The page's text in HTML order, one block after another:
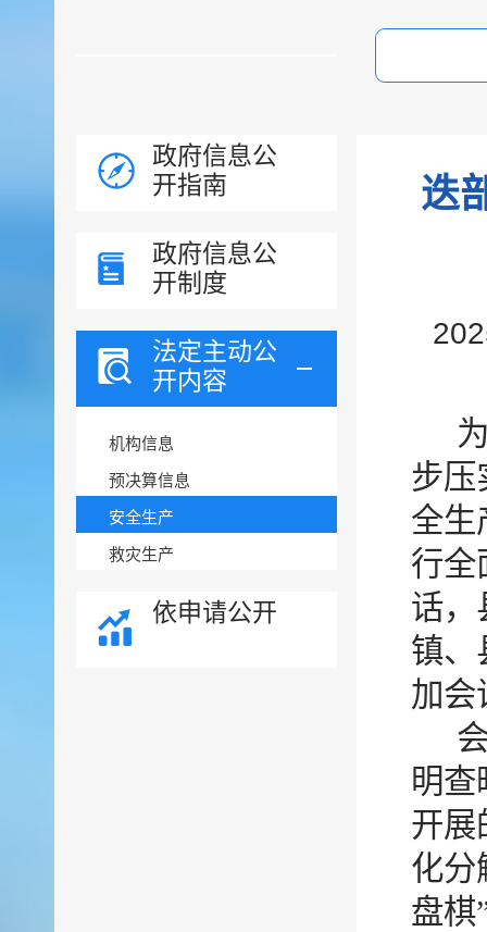
政府信息公
开指南
政府信息公
开制度
法定主动公
开内容
机构信息
预决算信息
安全生产
救灾生产
依申请公开
迭
步压
全生
行全
话，
镇、
加会
明查
开展
化分
盘棋